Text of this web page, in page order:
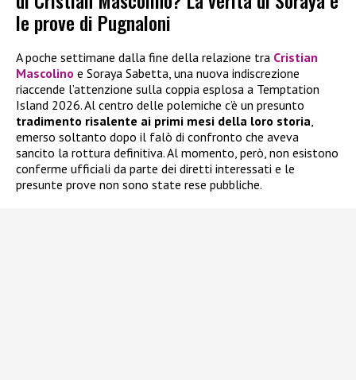
le prove di Pugnaloni
A poche settimane dalla fine della relazione tra Cristian
Mascolino e Soraya Sabetta, una nuova indiscrezione
riaccende l’attenzione sulla coppia esplosa a Temptation
Island 2026. Al centro delle polemiche c’è un presunto
tradimento risalente ai primi mesi della loro storia
emerso soltanto dopo il falò di confronto che aveva
sancito la rottura definitiva. Al momento, però, non esistono
conferme ufficiali da parte dei diretti interessati e le
presunte prove non sono state rese pubbliche.